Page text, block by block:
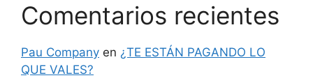
Comentarios recientes
Pau Company en ¿TE ESTÁN PAGANDO LO
QUE VALES?